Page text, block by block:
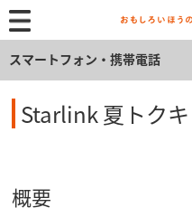
スマートフォン・携帯電話
Starlink 夏トク
概要